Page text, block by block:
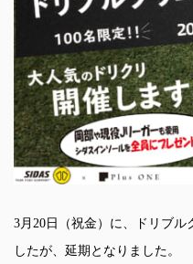
3月20日（祝金）に、ドリブ
したが、延期となりました。